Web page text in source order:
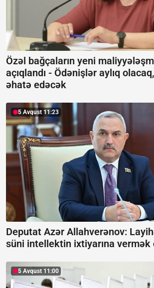
Özəl bağçaların yeni
açıqlandı - Ödənişlər aylıq
əhatə edəcək
5 Avqust 11:23
Deputat Azər Allahverənov:
süni intellektin ixtiyarına vermək
5 Avqust 11:00